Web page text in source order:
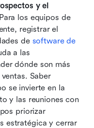
y el
Para los equipos de
registrar el
de software de
a las
dónde son más
Saber
se invierte en la
y las reuniones con
priorizar
estratégica y cerrar